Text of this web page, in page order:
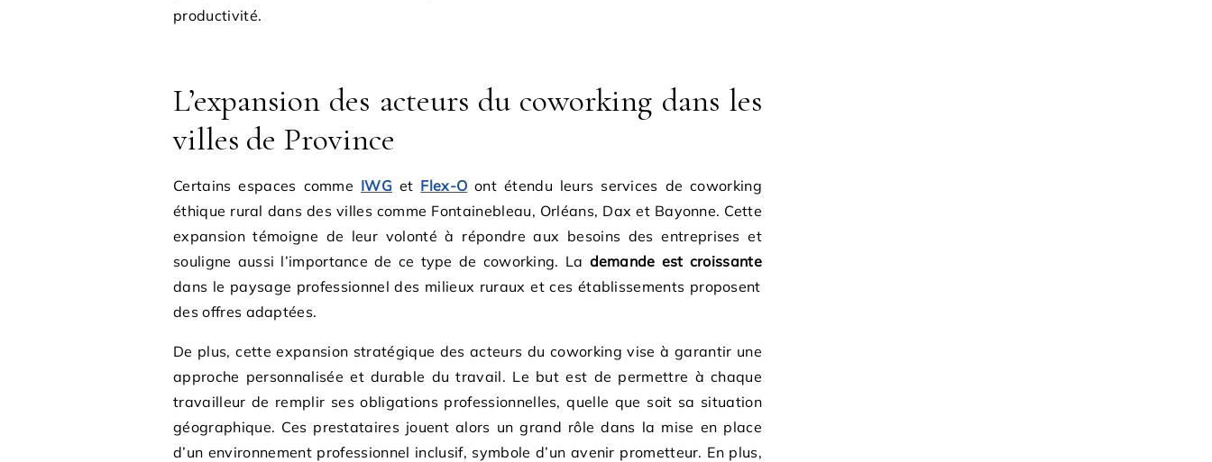
productivité.
L’expansion des acteurs du coworking dans les
villes de Province
Certains espaces comme IWG et Flex-O ont étendu leurs services de coworking
éthique rural dans des villes comme Fontainebleau, Orléans, Dax et Bayonne. Cette
expansion témoigne de leur volonté à répondre aux besoins des entreprises et
souligne aussi l’importance de ce type de coworking. La demande est croissante
dans le paysage professionnel des milieux ruraux et ces établissements proposent
des offres adaptées.
De plus, cette expansion stratégique des acteurs du coworking vise à garantir une
approche personnalisée et durable du travail. Le but est de permettre à chaque
travailleur de remplir ses obligations professionnelles, quelle que soit sa situation
géographique. Ces prestataires jouent alors un grand rôle dans la mise en place
d’un environnement professionnel inclusif, symbole d’un avenir prometteur. En plus,